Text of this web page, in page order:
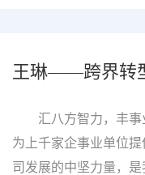
该标准于2023 年通过
展的前沿。（右三为
求在服务的每一个环
的服务，让客户省...
王琳——跨界转
汇八方智力，丰
为上千家企事业单位
司发展的中坚力量，